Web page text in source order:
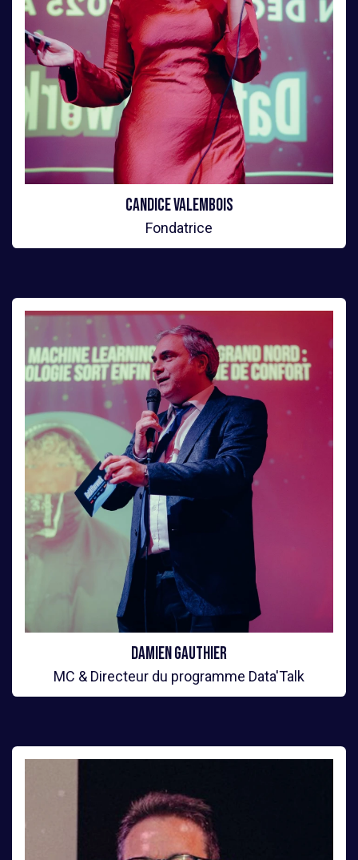
Candice Valembois
Fondatrice
Damien Gauthier
MC & Directeur du programme Data'Talk